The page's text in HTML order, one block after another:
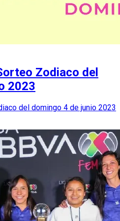
Zodiaco del
2023
del domingo 4 de junio 2023